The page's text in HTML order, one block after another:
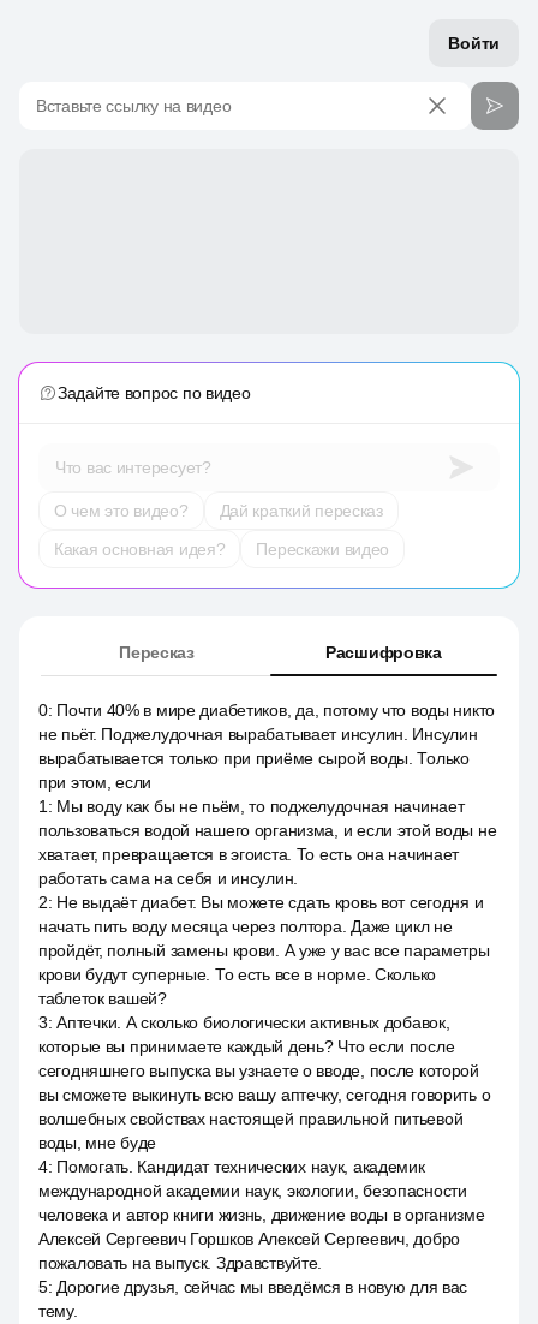
Войти
Вставьте ссылку на видео
Задайте вопрос по видео
Что вас интересует?
О чем это видео?
Дай краткий пересказ
Какая основная идея?
Перескажи видео
Пересказ Расшифровка
0: Почти 40% в мире диабетиков, да, потому что воды никто
не пьёт. Поджелудочная вырабатывает инсулин. Инсулин
вырабатывается только при приёме сырой воды. Только
при этом, если
1 : Мы воду как бы не пьём, то поджелудочная начинает
пользоваться водой нашего организма, и если этой воды не
хватает, превращается в эгоиста. То есть она начинает
работать сама на себя и инсулин.
2: Не выдаёт диабет. Вы можете сдать кровь вот сегодня и
начать пить воду месяца через полтора. Даже цикл не
пройдёт, полный замены крови. А уже у вас все параметры
крови будут суперные. То есть все в норме. Сколько
таблеток вашей?
3:Аптечки. А сколько биологически активных добавок,
которые вы принимаете каждый день? Что если после
сегодняшнего выпуска вы узнаете о вводе, после которой
вы сможете выкинуть всю вашу аптечку, сегодня говорить о
волшебных свойствах настоящей правильной питьевой
воды, мне буде
4: Помогать. Кандидат технических наук, академик
международной академии наук, экологии, безопасности
человека и автор книги жизнь, движение воды в организме
Алексей Сергеевич Горшков Алексей Сергеевич, добро
пожаловать на выпуск. Здравствуйте.
5: Дорогие друзья, сейчас мы введёмся в новую для вас
тему.